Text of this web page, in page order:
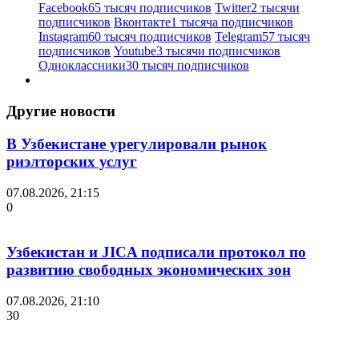
Facebook65 тысяч подписчиков Twitter2 тысячи
подписчиков Вконтакте1 тысяча подписчиков
Instagram60 тысяч подписчиков Telegram57 тысяч
подписчиков Youtube3 тысячи подписчиков
Одноклассники30 тысяч подписчиков
Другие новости
В Узбекистане урегулировали рынок
риэлторских услуг
07.08.2026, 21:15
0
Узбекистан и JICA подписали протокол по
развитию свободных экономических зон
07.08.2026, 21:10
30